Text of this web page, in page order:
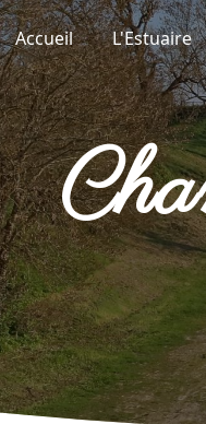
Accueil L'Estuaire